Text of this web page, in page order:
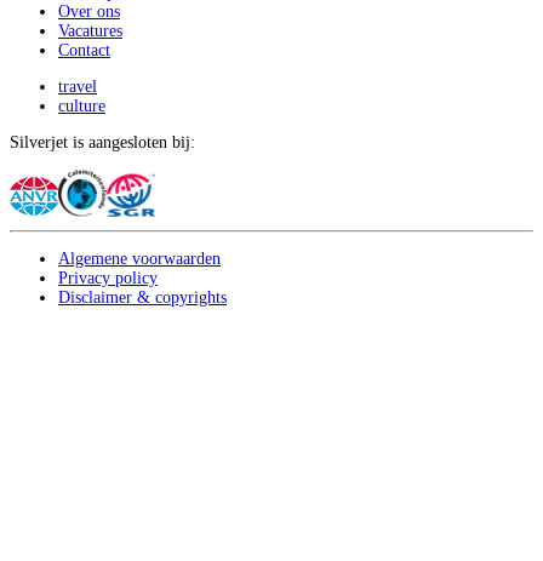
Over ons
Vacatures
Contact
travel
culture
Silverjet is aangesloten bij:
Algemene voorwaarden
Privacy policy
Disclaimer & copyrights